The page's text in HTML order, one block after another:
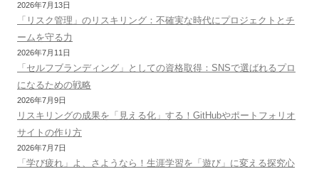
2026年7月13日
「リスク管理」のリスキリング：不確実な時代にプロジェクトとチ
ームを守る力
2026年7月11日
「セルフブランディング」としての資格取得：SNSで選ばれるプロ
になるための戦略
2026年7月9日
リスキリングの成果を「見える化」する！GitHubやポートフォリオ
サイトの作り方
2026年7月7日
「学び疲れ」よ、さようなら！生涯学習を「遊び」に変える探究心